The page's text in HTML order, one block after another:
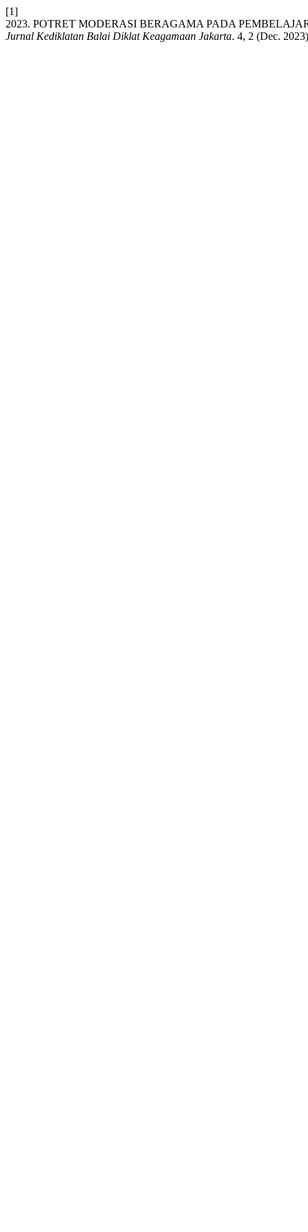
[1]
2023. POTRET MODERASI BERAGAMA PADA
Jurnal Kediklatan Balai Diklat Keagamaan Jakarta. 4, 2 (Dec.